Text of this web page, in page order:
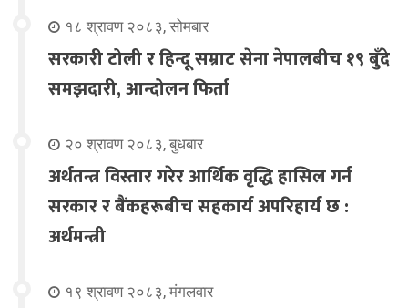
१८ श्रावण २०८३, सोमबार
सरकारी टोली र हिन्दू सम्राट सेना नेपालबीच १९ बुँदे
समझदारी, आन्दोलन फिर्ता
२० श्रावण २०८३, बुधबार
अर्थतन्त्र विस्तार गरेर आर्थिक वृद्धि हासिल गर्न
सरकार र बैंकहरूबीच सहकार्य अपरिहार्य छ :
अर्थमन्त्री
१९ श्रावण २०८३, मंगलवार